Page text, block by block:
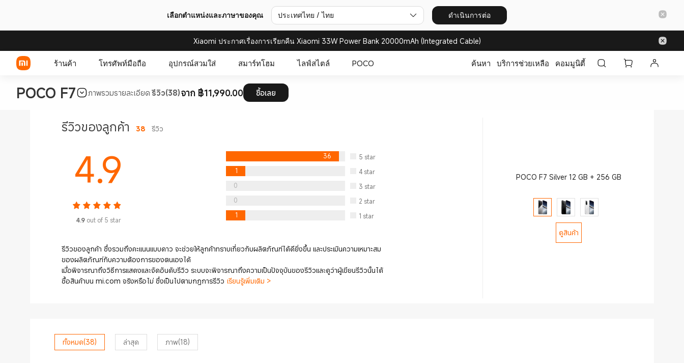
เลือกตำแหน่งและภาษาของคุณ ประเทศไทย / ไทย ดำเนินการต่อ
Xiaomi ประกาศเรื่องการเรียกคืน Xiaomi 33W Power Bank 20000mAh (Integrated Cable)
ร้านค้า โทรศัพท์มือถือ อุปกรณ์สวมใส่ สมาร์ทโฮม ไลฟ์สไตล์ POCO ค้นหา บริการช่วยเหลือ คอมมูนิตี้
POCO F7 ภาพรวมรายละเอียด รีวิว(38)จาก ฿11,990.00 ซื้อเลย
รีวิวของลูกค้า 38 รีวิว
4.9
4.9 out of 5 star
36 5 star
1
4 star
0
3 star
0
2 star
1
1 star
รีวิวของลูกค้า ซึ่งรวมถึงคะแนนแบบดาว จะช่วยให้ลูกค้าทราบเกี่ยวกับผลิตภัณฑ์ได้ดียิ่งขึ้น และประเมินความเหมาะสม
ของผลิตภัณฑ์กับความต้องการของตนเองได้
เมื่อพิจารณาถึงวิธีการแสดงและจัดอันดับรีวิว ระบบจะพิจารณาถึงความเป็นปัจจุบันของรีวิวและดูว่าผู้เขียนรีวิวนั้นได้
ซื้อสินค้าบน mi.com จริงหรือไม่ ซึ่งเป็นไปตามกฎการรีวิว เรียนรู้เพิ่มเติม >
POCO F7 Silver 12 GB + 256 GB
ดูสินค้า
ทั้งหมด(38) ล่าสุด ภาพ(18)